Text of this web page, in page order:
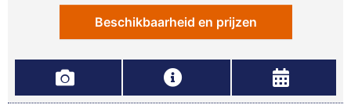
Beschikbaarheid en prijzen